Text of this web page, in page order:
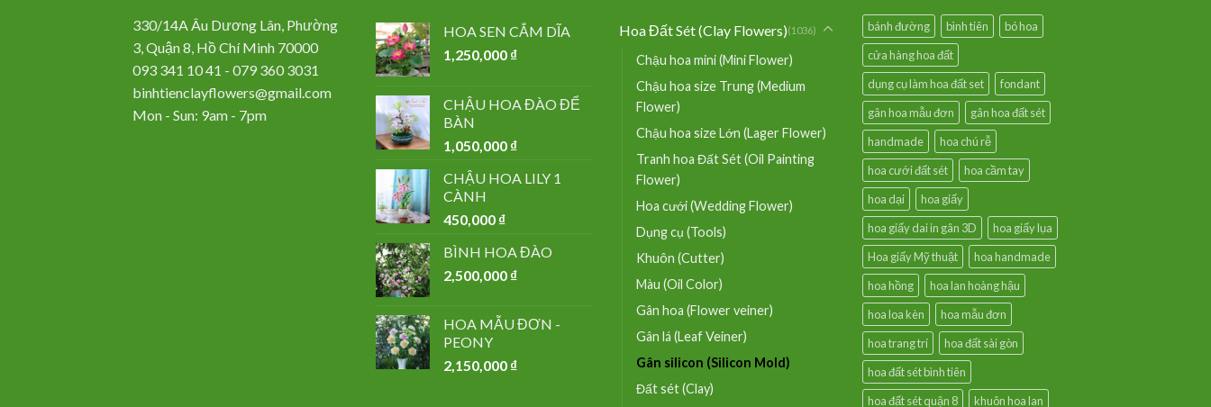
330/14A Âu Dương Lân, Phường
3, Quận 8, Hồ Chí Minh 70000
093 341 10 41 - 079 360 3031
binhtienclayflowers@gmail.com
Mon - Sun: 9am - 7pm
HOA SEN CẮM DĨA
1,250,000 ₫
CHẬU HOA ĐÀO ĐỂ
BÀN
1,050,000 ₫
CHẬU HOA LILY 1
CÀNH
450,000 ₫
BÌNH HOA ĐÀO
2,500,000 ₫
HOA MẪU ĐƠN -
PEONY
2,150,000 ₫
Hoa Đất Sét (Clay Flowers)(1036)
Chậu hoa mini (Mini Flower)
Chậu hoa size Trung (Medium
Flower)
Chậu hoa size Lớn (Lager Flower)
Tranh hoa Đất Sét (Oil Painting
Flower)
Hoa cưới (Wedding Flower)
Dụng cụ (Tools)
Khuôn (Cutter)
Màu (Oil Color)
Gân hoa (Flower veiner)
Gân lá (Leaf Veiner)
Gân silicon (Silicon Mold)
Đất sét (Clay)
bánh đường bình tiên
bó hoa
cửa hàng hoa đất
dụng cụ làm hoa đất set
fondant
gân hoa mẫu đơn
gân hoa đất sét
handmade
hoa chú rễ
hoa cưới đất sét
hoa cầm tay
hoa dại
hoa giấy
hoa giấy dai in gân 3D
hoa giấy lụa
Hoa giấy Mỹ thuật
hoa handmade
hoa hồng
hoa lan hoàng hậu
hoa loa kèn
hoa mẫu đơn
hoa trang trí
hoa đất sài gòn
hoa đất sét bình tiên
hoa đất sét quận 8
khuôn hoa lan